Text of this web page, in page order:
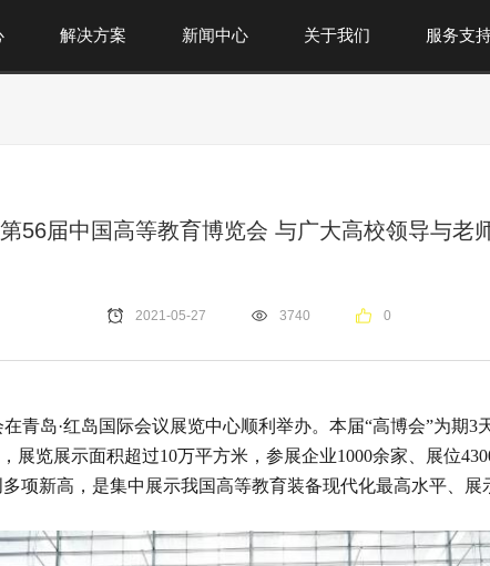
服务支
关于我们
新闻中心
解决方案
56届中国高等教育博览会 与广大高校领导与老
2021-05-27 3740 0
岛·红岛国际会议展览中心顺利举办。本届“高博会”为期3
展览展示面积超过10万平方米，参展企业1000余家、展位
项新高，是集中展示我国高等教育装备现代化最高水平、